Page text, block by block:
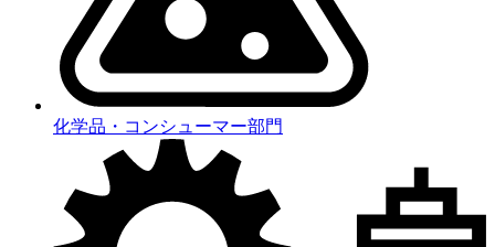
化学品・コンシューマー部門